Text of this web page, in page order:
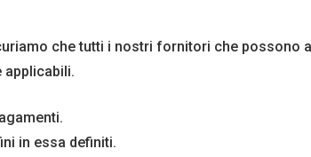
che tutti i nostri fornitori che possono
applicabili.
in essa definiti.